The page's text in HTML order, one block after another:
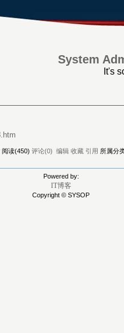
System
It's
阅读(450) 评论(0) 编辑 收藏 引用 所属分
Powered by:
IT博客
Copyright © SYSOP